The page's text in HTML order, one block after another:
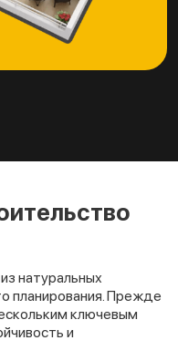
натуральных
планирования. Прежде
ключевым
и